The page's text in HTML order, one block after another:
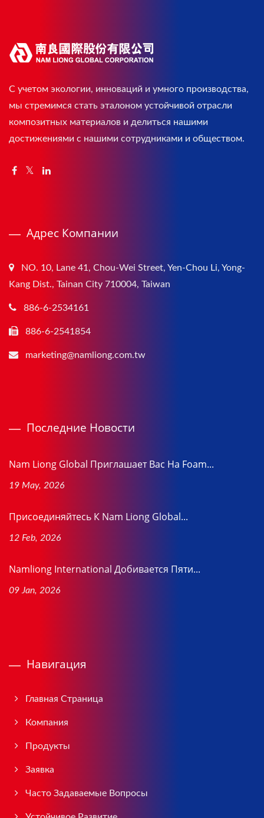
С учетом экологии, инноваций и умного производства,
мы стремимся стать эталоном устойчивой отрасли
композитных материалов и делиться нашими
достижениями с нашими сотрудниками и обществом.
Адрес Компании
NO. 10, Lane 41, Chou-Wei Street, Yen-Chou Li, Yong-
Kang Dist., Tainan City 710004, Taiwan
886-6-2534161
886-6-2541854
marketing@namliong.com.tw
Последние Новости
Nam Liong Global Приглашает Вас На Foam...
19 May, 2026
Присоединяйтесь К Nam Liong Global...
12 Feb, 2026
Namliong International Добивается Пяти...
09 Jan, 2026
Навигация
Главная Страница
Компания
Продукты
Заявка
Часто Задаваемые Вопросы